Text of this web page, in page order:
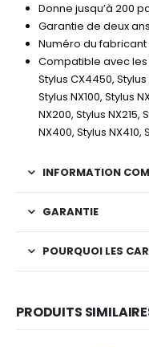
Donne jusqu’à 200
Garantie de deux
Numéro du fabricant
Compatible avec les
Stylus CX4450, Stylus
Stylus NX100, Stylus
NX200, Stylus NX215,
NX400, Stylus NX410,
INFORMATION
GARANTIE
POURQUOI LES
PRODUITS